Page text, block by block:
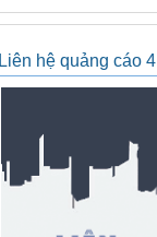
Liên hệ quảng cáo 4